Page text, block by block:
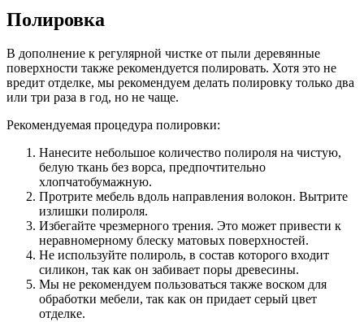
Полировка
В дополнение к регулярной чистке от пыли деревянные
поверхности также рекомендуется полировать. Хотя это не
вредит отделке, мы рекомендуем делать полировку только два
или три раза в год, но не чаще.
Рекомендуемая процедура полировки:
Нанесите небольшое количество полироля на чистую,
белую ткань без ворса, предпочтительно
хлопчатобумажную.
Протрите мебель вдоль направления волокон. Вытрите
излишки полироля.
Избегайте чрезмерного трения. Это может привести к
неравномерному блеску матовых поверхностей.
Не используйте полироль, в состав которого входит
силикон, так как он забивает поры древесины.
Мы не рекомендуем пользоваться также воском для
обработки мебели, так как он придает серый цвет
отделке.